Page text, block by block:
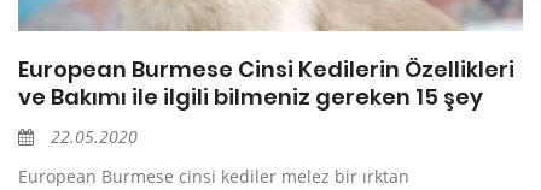
European Burmese Cinsi Kedilerin Özellikleri
ve Bakımı ile ilgili bilmeniz gereken 15 şey
22.05.2020
European Burmese cinsi kediler melez bir ırktan